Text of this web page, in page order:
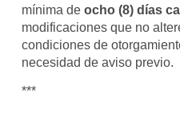
mínima de ocho (8) días
modificaciones que no
condiciones de
necesidad de aviso previo.
***